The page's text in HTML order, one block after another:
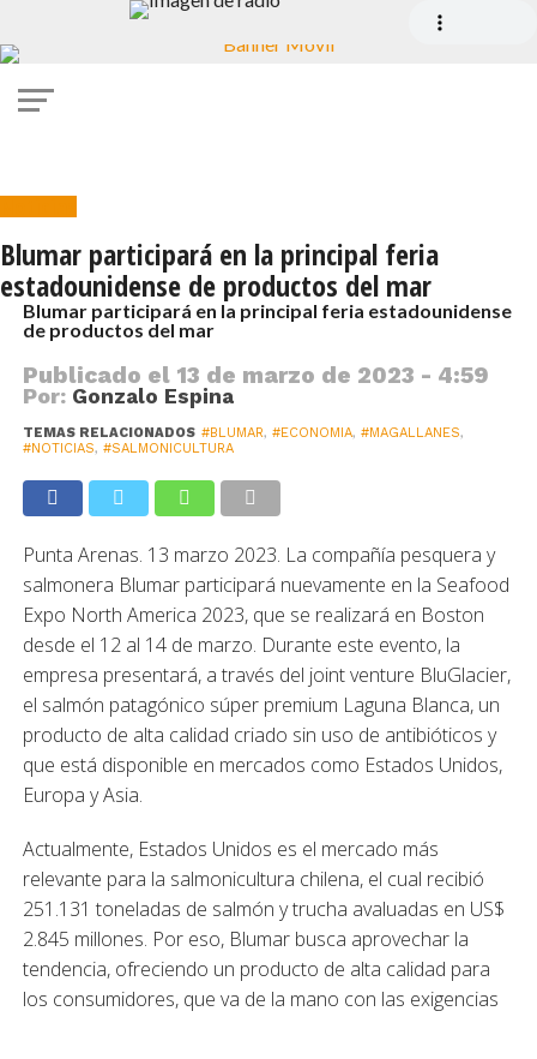
Noticias
Blumar participará en la principal feria
estadounidense de productos del mar
Blumar participará en la principal feria estadounidense
de productos del mar
Publicado el 13 de marzo de 2023 - 4:59
Por: Gonzalo Espina
TEMAS RELACIONADOS #BLUMAR, #ECONOMIA, #MAGALLANES,
#NOTICIAS, #SALMONICULTURA
Punta Arenas. 13 marzo 2023. La compañía pesquera y
salmonera Blumar participará nuevamente en la Seafood
Expo North America 2023, que se realizará en Boston
desde el 12 al 14 de marzo. Durante este evento, la
empresa presentará, a través del joint venture BluGlacier,
el salmón patagónico súper premium Laguna Blanca, un
producto de alta calidad criado sin uso de antibióticos y
que está disponible en mercados como Estados Unidos,
Europa y Asia.
Actualmente, Estados Unidos es el mercado más
relevante para la salmonicultura chilena, el cual recibió
251.131 toneladas de salmón y trucha avaluadas en US$
2.845 millones. Por eso, Blumar busca aprovechar la
tendencia, ofreciendo un producto de alta calidad para
los consumidores, que va de la mano con las exigencias